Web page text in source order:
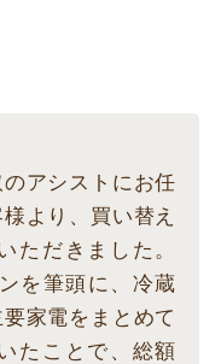
アシストにお任
より、買い替え
ただきました。
を筆頭に、冷蔵
家電をまとめて
たことで、総額